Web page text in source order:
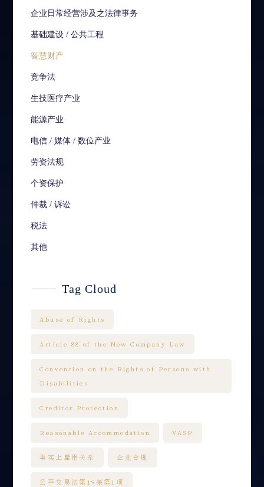
企业日常经营涉及之法律事务
基础建设 / 公共工程
智慧财产
竞争法
生技医疗产业
能源产业
电信 / 媒体 / 数位产业
劳资法规
个资保护
仲裁 / 诉讼
税法
其他
Tag Cloud
Abuse of Rights
Article 88 of the New Company Law
Convention on the Rights of Persons with
Disabilities
Creditor Protection
Reasonable Accommodation VASP
事实上雇用关系 企业合规
公平交易法第19条第1项